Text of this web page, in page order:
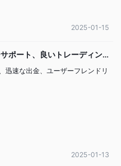
2025-01-15
ポート、良いトレーディング
迅速な出金、ユーザーフレンドリ
2025-01-13